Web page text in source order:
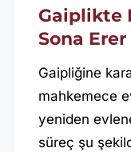
Gaiplikte
Sona
Gaipliğine
mahkemece
yeniden
süreç şu